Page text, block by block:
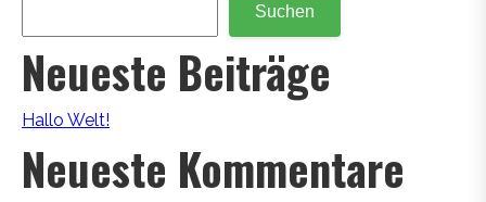
Suchen
Neueste Beiträge
Hallo Welt!
Neueste Kommentare